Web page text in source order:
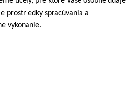
prostriedky spracúvania a
vykonanie.